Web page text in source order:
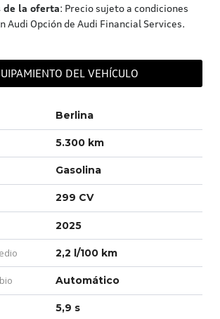
de la oferta: Precio sujeto a condiciones
Audi Opción de Audi Financial Services.
DEL VEHÍCULO
Berlina
5.300 km
Gasolina
299 CV
2025
2,2 l/100 km
Automático
5,9 s